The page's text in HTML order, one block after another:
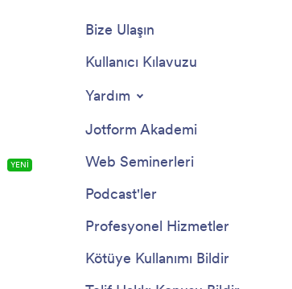
YENİ
Bize Ulaşın
Kullanıcı Kılavuzu
Yardım
Jotform Akademi
Web Seminerleri
Podcast'ler
Profesyonel Hizmetler
Kötüye Kullanımı Bildir